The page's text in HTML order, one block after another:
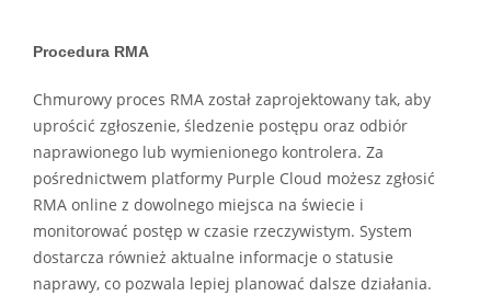
Procedura RMA
Chmurowy proces RMA został zaprojektowany tak, aby
uprościć zgłoszenie, śledzenie postępu oraz odbiór
naprawionego lub wymienionego kontrolera. Za
pośrednictwem platformy Purple Cloud możesz zgłosić
RMA online z dowolnego miejsca na świecie i
monitorować postęp w czasie rzeczywistym. System
dostarcza również aktualne informacje o statusie
naprawy, co pozwala lepiej planować dalsze działania.